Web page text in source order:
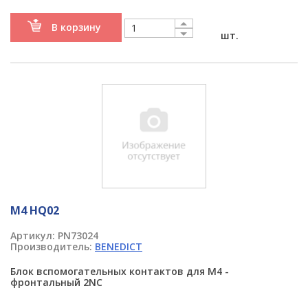
В корзину
шт.
M4 HQ02
Артикул: PN73024
Производитель: BENEDICT
Блок вспомогательных контактов для M4 -
фронтальный 2NC